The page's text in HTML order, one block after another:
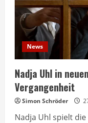
News
Nadja Uhl in
Vergangenheit
Simon Schröder
Nadja Uhl spielt